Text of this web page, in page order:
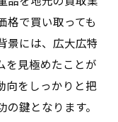
バイス
る買取のコツ
広大広で知っ
格で買い取っても
景には、広大広特
を見極めたことが
向をしっかりと把
鍵となります。